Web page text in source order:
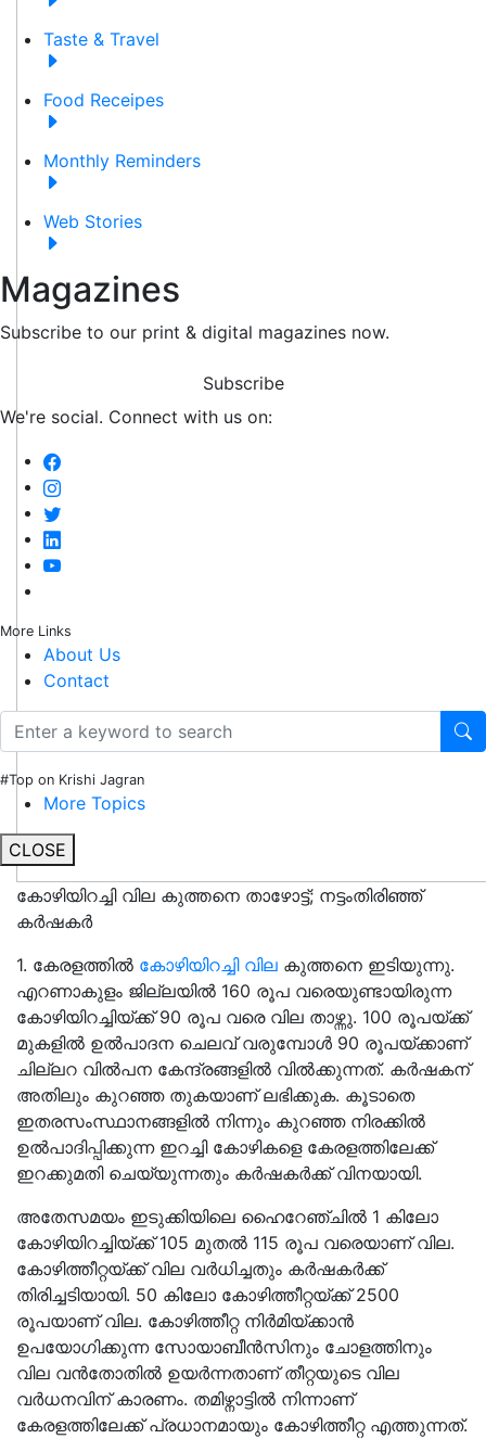
Taste & Travel
Food Receipes
Monthly Reminders
Web Stories
Magazines
Subscribe to our print & digital magazines now.
Subscribe
We're social. Connect with us on:
More Links
About Us
Contact
#Top on Krishi Jagran
More Topics
CLOSE
കോഴിയിറച്ചി വില കുത്തനെ താഴോട്ട്; നട്ടംതിരിഞ്ഞ്
കർഷകർ
1. കേരളത്തിൽ കോഴിയിറച്ചി വില കുത്തനെ ഇടിയുന്നു.
എറണാകുളം ജില്ലയിൽ 160 രൂപ വരെയുണ്ടായിരുന്ന
കോഴിയിറച്ചിയ്ക്ക് 90 രൂപ വരെ വില താഴ്ന്നു. 100 രൂപയ്ക്ക്
മുകളിൽ ഉൽപാദന ചെലവ് വരുമ്പോൾ 90 രൂപയ്ക്കാണ്
ചില്ലറ വിൽപന കേന്ദ്രങ്ങളിൽ വിൽക്കുന്നത്. കർഷകന്
അതിലും കുറഞ്ഞ തുകയാണ് ലഭിക്കുക. കൂടാതെ
ഇതരസംസ്ഥാനങ്ങളിൽ നിന്നും കുറഞ്ഞ നിരക്കിൽ
ഉൽപാദിപ്പിക്കുന്ന ഇറച്ചി കോഴികളെ കേരളത്തിലേക്ക്
ഇറക്കുമതി ചെയ്യുന്നതും കർഷകർക്ക് വിനയായി.
അതേസമയം ഇടുക്കിയിലെ ഹൈറേഞ്ചിൽ 1 കിലോ
കോഴിയിറച്ചിയ്ക്ക് 105 മുതൽ 115 രൂപ വരെയാണ് വില.
കോഴിത്തീറ്റയ്ക്ക് വില വർധിച്ചതും കർഷകർക്ക്
തിരിച്ചടിയായി. 50 കിലോ കോഴിത്തീറ്റയ്ക്ക് 2500
രൂപയാണ് വില. കോഴിത്തീറ്റ നിർമിയ്ക്കാൻ
ഉപയോഗിക്കുന്ന സോയാബീൻസിനും ചോളത്തിനും
വില വൻതോതിൽ ഉയർന്നതാണ് തീറ്റയുടെ വില
വർധനവിന് കാരണം. തമിഴ്നാട്ടിൽ നിന്നാണ്
കേരളത്തിലേക്ക് പ്രധാനമായും കോഴിത്തീറ്റ എത്തുന്നത്.